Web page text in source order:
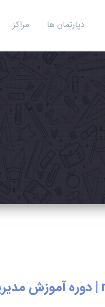
دپارتمان ها مراکز
| دوره آموزش